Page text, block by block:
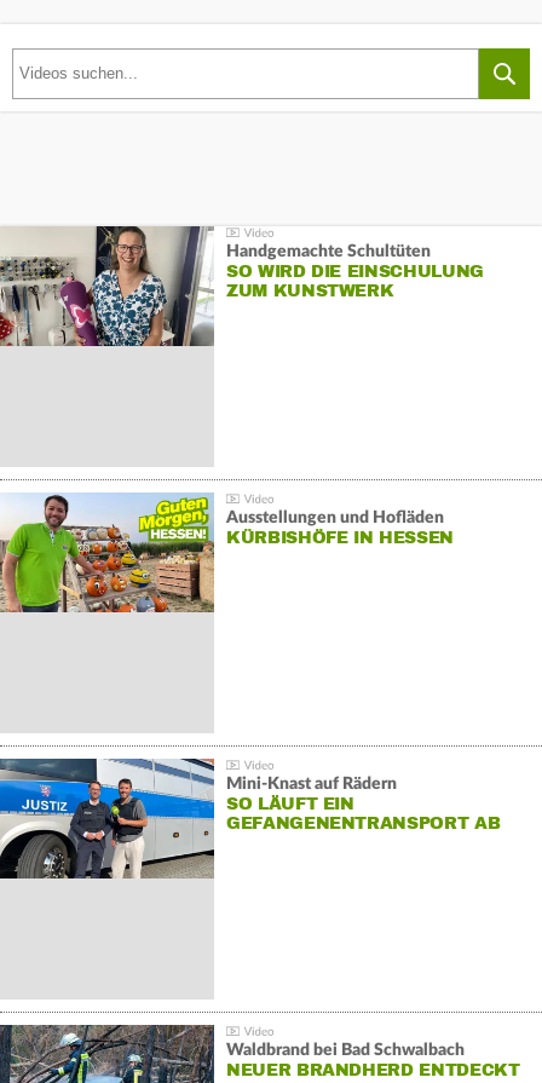
Handgemachte Schultüten
SO WIRD DIE EINSCHULUNG
ZUM KUNSTWERK
Ausstellungen und Hofläden
KÜRBISHÖFE IN HESSEN
Mini-Knast auf Rädern
SO LÄUFT EIN
GEFANGENENTRANSPORT AB
Waldbrand bei Bad Schwalbach
NEUER BRANDHERD ENTDECKT